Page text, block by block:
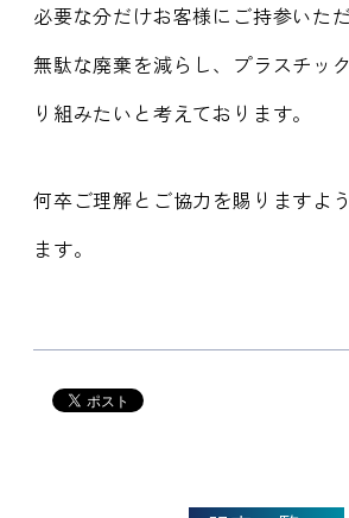
必要な分だけお客様にご持参いた
無駄な廃棄を減らし、プラスチッ
り組みたいと考えております。
何卒ご理解とご協力を賜りますよ
ます。